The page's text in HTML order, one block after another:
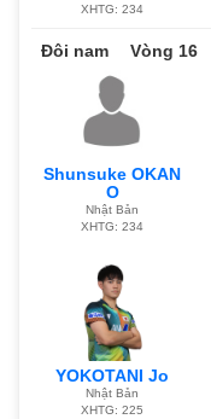
XHTG: 234
Đôi nam Vòng 16
Shunsuke OKAN
O
Nhật Bản
XHTG: 234
YOKOTANI Jo
Nhật Bản
XHTG: 225